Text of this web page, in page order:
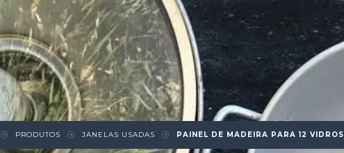
PRODUTOS JANELAS USADAS PAINEL DE MADEIRA PARA 12 VIDROS